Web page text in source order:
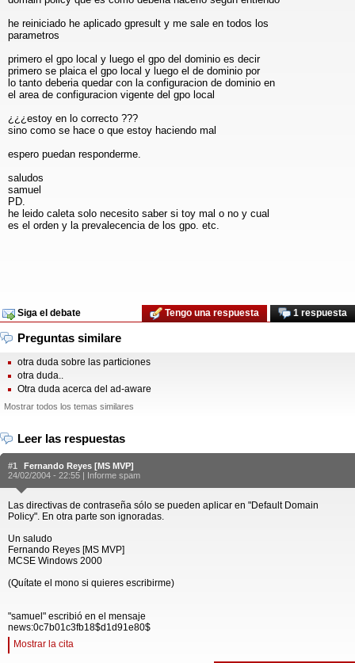
he reiniciado he aplicado gpresult y me sale en todos los
parametros
primero el gpo local y luego el gpo del dominio es decir
primero se plaica el gpo local y luego el de dominio por
lo tanto deberia quedar con la configuracion de dominio en
el area de configuracion vigente del gpo local
¿¿¿estoy en lo correcto ???
sino como se hace o que estoy haciendo mal
espero puedan responderme.
saludos
samuel
PD.
he leido caleta solo necesito saber si toy mal o no y cual
es el orden y la prevalecencia de los gpo. etc.
Siga el debate 1 respuesta
Tengo una respuesta
Preguntas similare
otra duda sobre las particiones
otra duda..
Otra duda acerca del ad-aware
Mostrar todos los temas similares
Leer las respuestas
#1
Fernando Reyes [MS MVP]
24/02/2004 - 22:55 | Informe spam
Las directivas de contraseña sólo se pueden aplicar en "Default Domain
Policy". En otra parte son ignoradas.
Un saludo
Fernando Reyes [MS MVP]
MCSE Windows 2000
(Quítate el mono si quieres escribirme)
"samuel" escribió en el mensaje
news:0c7b01c3fb18$d1d91e80$
Mostrar la cita